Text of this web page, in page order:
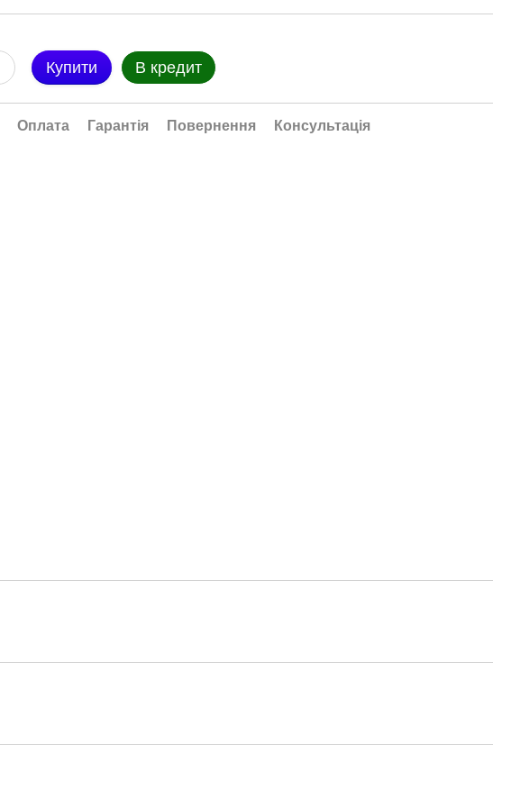
Купити В кредит
Оплата Гарантія Повернення Консультація